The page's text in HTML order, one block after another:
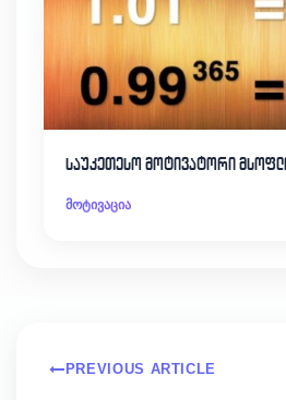
საუკეთესო მოტივატორი
მოტივაცია
PREVIOUS ARTICLE